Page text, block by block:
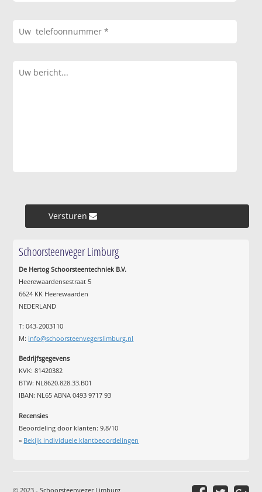
Versturen »
Schoorsteenveger Limburg
De Hertog Schoorsteentechniek B.V.
Heerewaardensestraat 5
6624 KK Heerewaarden
NEDERLAND
T: 043-2003110
M: info@schoorsteenvegerslimburg.nl
Bedrijfsgegevens
KVK: 81420382
BTW: NL8620.828.33.B01
IBAN: NL65 ABNA 0493 9717 93
Recensies
Beoordeling door klanten:9.8/10
» Bekijk individuele klantbeoordelingen
© 2023 - Schoorsteenveger Limburg